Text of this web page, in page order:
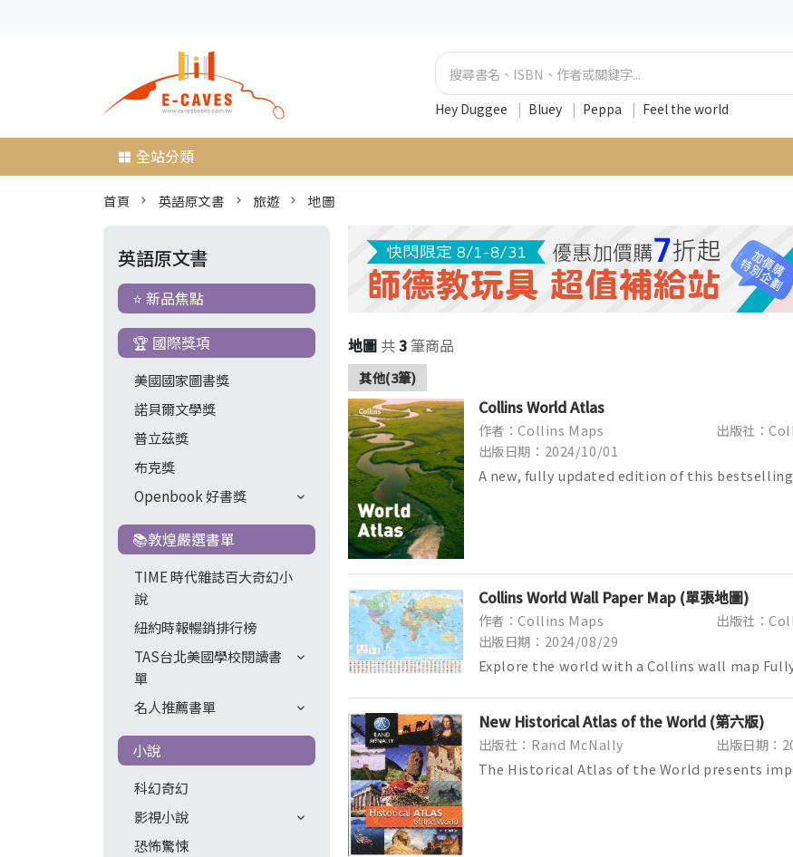
Hey Duggee | Bluey | Peppa | Feel the world
全站分類
首頁 英語原文書 旅遊 地圖
英語原文書
⭐ 新品焦點
🏆 國際獎項
美國國家圖書獎
諾貝爾文學獎
普立茲獎
布克獎
Openbook 好書獎
📚敦煌嚴選書單
TIME 時代雜誌百大奇幻小
說
紐約時報暢銷排行榜
TAS台北美國學校閱讀書
單
名人推薦書單
小說
科幻奇幻
影視小說
恐怖驚悚
地圖 共3筆商品
其他(3筆)
Collins World Atlas
作者：Collins Maps
出版社：
出版日期：2024/10/01
A new, fully updated edition of this
Collins World Wall Paper Map (單張地圖)
作者：Collins Maps
出版社：
出版日期：2024/08/29
Explore the world with a Collins wall map
New Historical Atlas of the World (第六版)
出版社：Rand McNally
出版日期：
The Historical Atlas of the World presents